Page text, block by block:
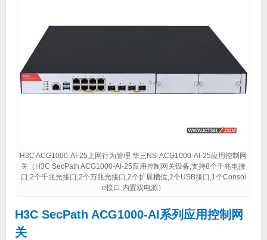
H3C ACG1000-AI-25上网行为管理 华三NS-ACG1000-AI-25应用控制网
关（H3C SecPath ACG1000-AI-25应用控制网关设备,支持8个千兆电接
口,2个千兆光接口,2个万兆光接口,2个扩展槽位,2个USB接口,1个Consol
e接口,内置双电源）
H3C SecPath ACG1000-AI系列应用控制网
关